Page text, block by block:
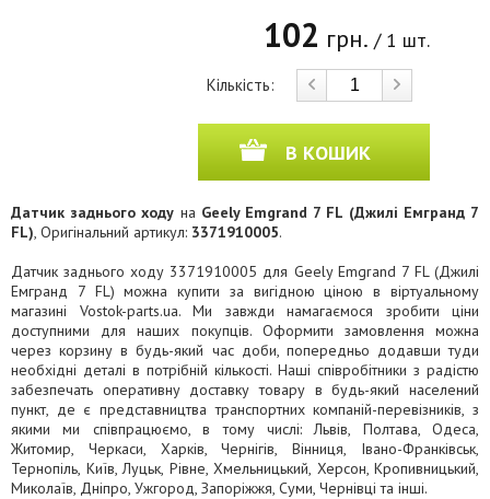
102 грн. / 1 шт.
Кількість:
В КОШИК
Датчик заднього ходу на Geely Emgrand 7 FL (Джилі Емгранд 7
FL), Оригінальний артикул: 3371910005.
Датчик заднього ходу 3371910005 для Geely Emgrand 7 FL (Джилі
Емгранд 7 FL) можна купити за вигідною ціною в віртуальному
магазині Vostok-parts.ua. Ми завжди намагаємося зробити ціни
доступними для наших покупців. Оформити замовлення можна
через корзину в будь-який час доби, попередньо додавши туди
необхідні деталі в потрібній кількості. Наші співробітники з радістю
забезпечать оперативну доставку товару в будь-який населений
пункт, де є представництва транспортних компаній-перевізників, з
якими ми співпрацюємо, в тому числі: Львів, Полтава, Одеса,
Житомир, Черкаси, Харків, Чернігів, Вінниця, Івано-Франківськ,
Тернопіль, Київ, Луцьк, Рівне, Хмельницький, Херсон, Кропивницький,
Миколаїв, Дніпро, Ужгород, Запоріжжя, Суми, Чернівці та інші.